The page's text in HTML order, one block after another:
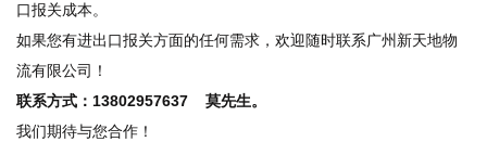
口报关成本。
如果您有进出口报关方面的任何需求，欢迎随时联系广州新天地物
流有限公司！
联系方式：13802957637 莫先生。
我们期待与您合作！